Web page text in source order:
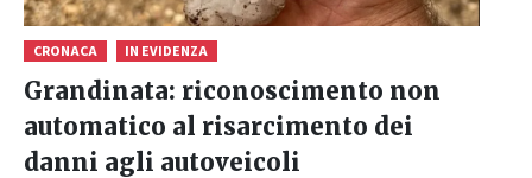
CRONACA IN EVIDENZA
Grandinata: riconoscimento non
automatico al risarcimento dei
danni agli autoveicoli